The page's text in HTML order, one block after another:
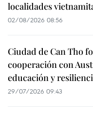
localidades
02/08/2026 08:56
Ciudad de Can Tho
cooperación con
educación y
29/07/2026 09:43